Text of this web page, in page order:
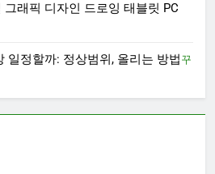
래픽 디자인 드로잉 태블릿 PC
일정할까: 정상범위, 올리는 방법 꾸